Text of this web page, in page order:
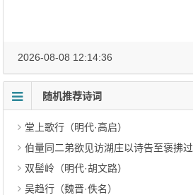
2026-08-08 12:14:36
随机推荐诗词
堂上歌行（明代·高启）
伯量同二弟欲见访湖庄以诗告至褒拂过情辄次其韵 其
双髻岭（明代·胡文路）
吴趋行（魏晋·佚名）